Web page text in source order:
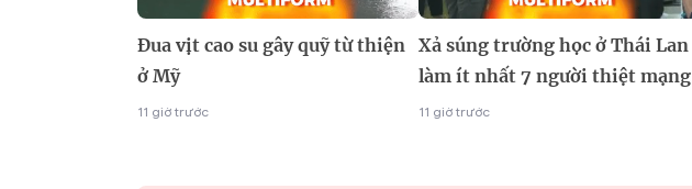
Đua vịt cao su gây quỹ từ thiện
ở Mỹ
11 giờ trước
Xả súng trường học ở Thái Lan
làm ít nhất 7 người thiệt mạng
11 giờ trước